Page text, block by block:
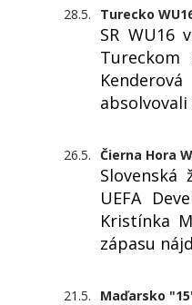
28.5. Turecko
SR WU16
26.5. Čierna Hora
UEFA
Kristínka
zápasu
21.5. Maďarsko